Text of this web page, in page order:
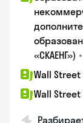
«СКАЕНГ») •
Wall Street
Wall